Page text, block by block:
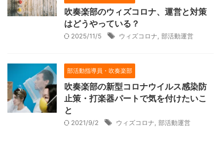
吹奏楽部のウィズコロナ、運営と対策
はどうやっている？
2025/11/5 ウィズコロナ 部活動運営
部活動指導員・吹奏楽部
吹奏楽部の新型コロナウイルス感染防
止策・打楽器パートで気を付けたいこ
と
2021/9/2 ウィズコロナ 部活動運営